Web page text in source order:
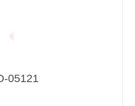
05121